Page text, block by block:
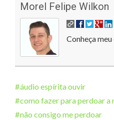
Morel Felipe Wilkon
Conheça
áudio espírita ouvir
como fazer para perdoar a
não consigo me perdoar